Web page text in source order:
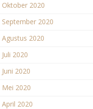
Oktober 2020
September 2020
Agustus 2020
Juli 2020
Juni 2020
Mei 2020
April 2020